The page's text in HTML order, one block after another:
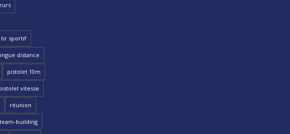
tir sportif
distance
pistolet 10m
vitesse
réunion
team-building